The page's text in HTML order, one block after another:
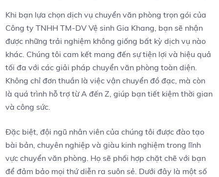
Khi bạn ⁣lựa chọn dịch vụ chuyển văn phòng trọn gói của
Công ty TNHH TM-DV ⁤Vệ sinh Gia Khang, bạn sẽ nhận
được những trải‌ nghiệm không giống bất ⁢kỳ dịch vụ nào
khác. Chúng tôi cam kết⁣ mang ⁣đến sự tiện lợi ​và hiệu quả
tối ‍đa với các giải⁤ pháp chuyển văn phòng toàn diện.
Không chỉ đơn‌ thuần là việc ⁤vận chuyển đồ đạc, mà còn‍
là quá⁣ trình ⁢hỗ trợ từ A đến Z, giúp bạn tiết kiệm thời‌ gian
và công sức.
Đặc biệt, đội ngũ nhân viên của chúng tôi được đào tạo
bài bản, chuyên ⁤nghiệp và giàu ⁣kinh nghiệm​ trong lĩnh⁢
vực chuyển văn phòng. Họ ⁢sẽ phối hợp chặt chẽ với bạn
để ​đảm bảo mọi​ thứ diễn ra suôn sẻ. Dưới đây là‌ một ⁤số